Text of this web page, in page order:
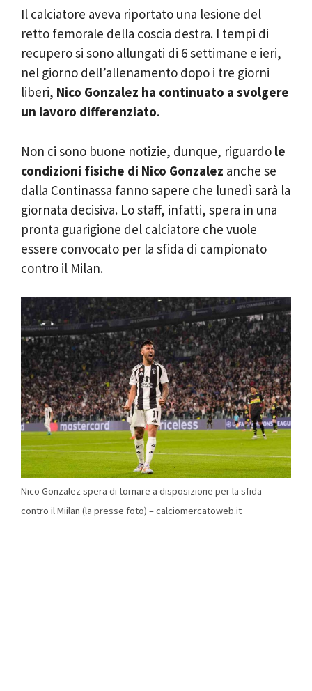
Il calciatore aveva riportato una lesione del
retto femorale della coscia destra. I tempi di
recupero si sono allungati di 6 settimane e ieri,
nel giorno dell’allenamento dopo i tre giorni
liberi, Nico Gonzalez ha continuato a svolgere
un lavoro differenziato.
Non ci sono buone notizie, dunque, riguardo le
condizioni fisiche di Nico Gonzalez anche se
dalla Continassa fanno sapere che lunedì sarà la
giornata decisiva. Lo staff, infatti, spera in una
pronta guarigione del calciatore che vuole
essere convocato per la sfida di campionato
contro il Milan.
Nico Gonzalez spera di tornare a disposizione per la sfida
contro il Miilan (la presse foto) – calciomercatoweb.it